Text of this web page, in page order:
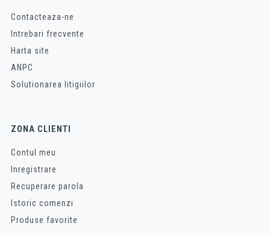
Contacteaza-ne
Intrebari frecvente
Harta site
ANPC
Solutionarea litigiilor
ZONA CLIENTI
Contul meu
Inregistrare
Recuperare parola
Istoric comenzi
Produse favorite